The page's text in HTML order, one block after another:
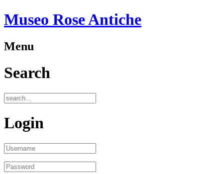
Museo Rose Antiche
Menu
Search
Login